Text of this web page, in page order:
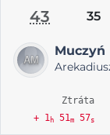
43 35
Muczyń
Ztráta
+ 1h51m57s